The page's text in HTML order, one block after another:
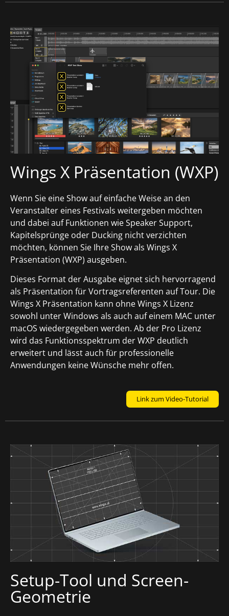
Wings X Präsentation (WXP)
Wenn Sie eine Show auf einfache Weise an den
Veranstalter eines Festivals weitergeben möchten
und dabei auf Funktionen wie Speaker Support,
Kapitelsprünge oder Ducking nicht verzichten
möchten, können Sie Ihre Show als Wings X
Präsentation (WXP) ausgeben.
Dieses Format der Ausgabe eignet sich hervorragend
als Präsentation für Vortragsreferenten auf Tour. Die
Wings X Präsentation kann ohne Wings X Lizenz
sowohl unter Windows als auch auf einem MAC unter
macOS wiedergegeben werden. Ab der Pro Lizenz
wird das Funktionsspektrum der WXP deutlich
erweitert und lässt auch für professionelle
Anwendungen keine Wünsche mehr offen.
Link zum Video-Tutorial
Setup-Tool und Screen-
Geometrie